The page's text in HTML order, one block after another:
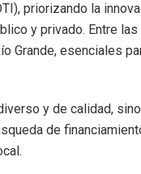
priorizando la
y privado. Entre
Grande, esenciales
y de calidad,
de